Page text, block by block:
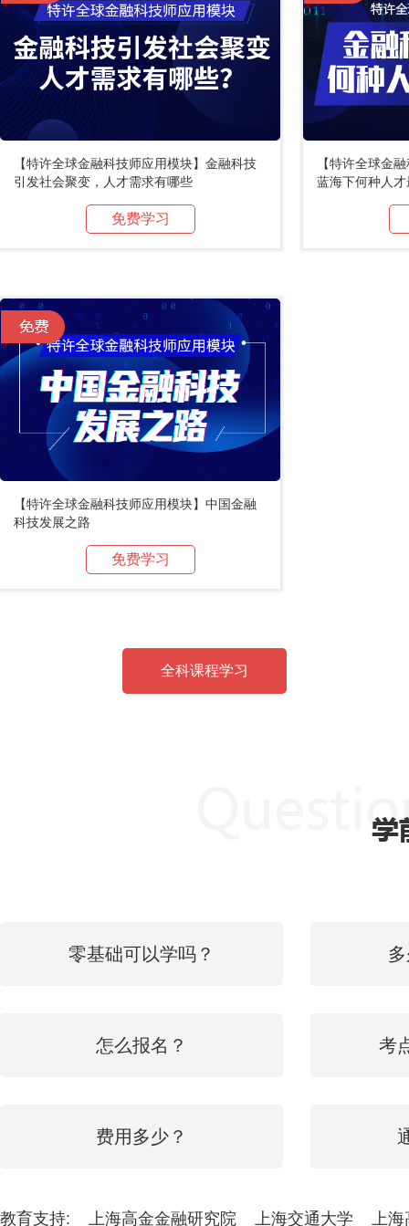
【特许全球金融科技师应用模块】金融科技
引发社会聚变，人才需求有哪些
免费学习
【特许全球金
蓝海下何种人
【特许全球金融科技师应用模块】中国金融
科技发展之路
免费学习
全科课程学习
零基础可以学吗？
怎么报名？ 考
费用多少？
教育支持: 上海高金金融研究院 上海交通大学 上